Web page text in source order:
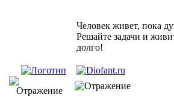
Человек живет, пока
Решайте задачи и
долго!